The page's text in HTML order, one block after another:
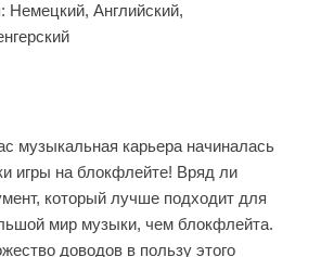
Немецкий, Английский,
музыкальная карьера начиналась
игры на блокфлейте! Вряд ли
который лучше подходит для
мир музыки, чем блокфлейта.
доводов в пользу этого